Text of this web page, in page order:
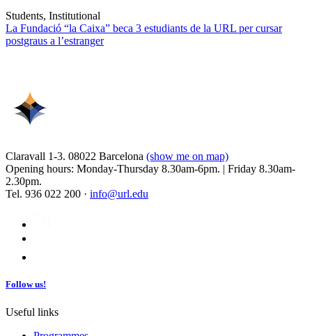
Students, Institutional
La Fundació “la Caixa” beca 3 estudiants de la URL per cursar
postgraus a l’estranger
Claravall 1-3. 08022 Barcelona (show me on map)
Opening hours: Monday-Thursday 8.30am-6pm. | Friday 8.30am-
2.30pm.
Tel. 936 022 200 · info@url.edu
Follow us!
Useful links